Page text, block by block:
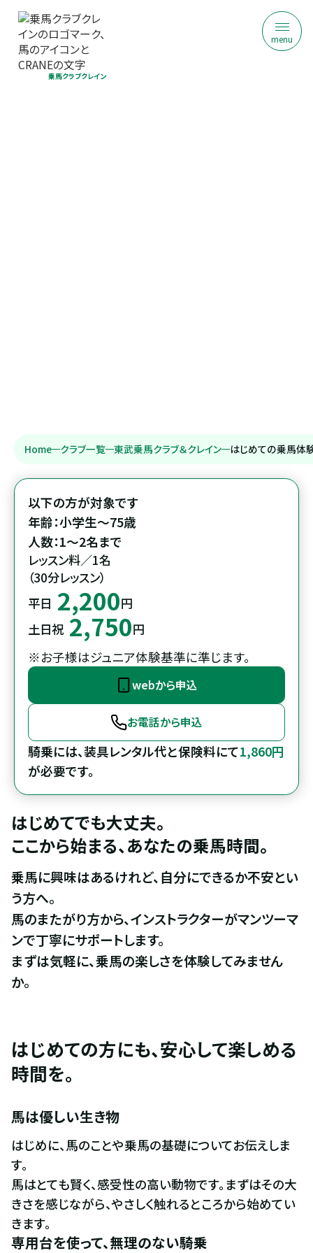
乗馬クラブクレイン
menu
Home クラブ一覧 東武乗馬クラブ＆クレイン はじめての乗馬体
以下の方が対象です
年齢：小学生～75歳
レッスン料／1名
（30分レッスン）
平日 2,200円
土日祝 2,750円
※お子様はジュニア体験基準に準じます。
webから申込
お電話から申込
騎乗には、装具レンタル代と保険料にて1,860円
が必要です。
はじめてでも大丈夫。
ここから始まる、あなたの乗馬時間。
乗馬に興味はあるけれど、自分にできるか不安とい
う方へ。
馬のまたがり方から、インストラクターがマンツーマ
ンで丁寧にサポートします。
まずは気軽に、乗馬の楽しさを体験してみません
か。
はじめての方にも、安心して楽しめる
時間を。
馬は優しい生き物
はじめに、馬のことや乗馬の基礎についてお伝えしま
す。
馬はとても賢く、感受性の高い動物です。まずはその大
きさを感じながら、やさしく触れるところから始めてい
きます。
専用台を使って、無理のない騎乗